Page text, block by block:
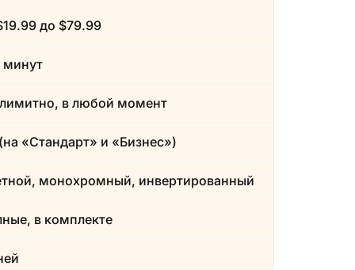
до $79.99
минут
в любой момент
«Стандарт» и «Бизнес»)
монохромный, инвертированный
в комплекте